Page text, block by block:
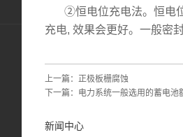
②恒电位充电法。恒电位
充电, 效果会更好。一般密
上一篇： 正极板栅腐蚀
下一篇： 电力系统一般选用的蓄电池
新闻中心